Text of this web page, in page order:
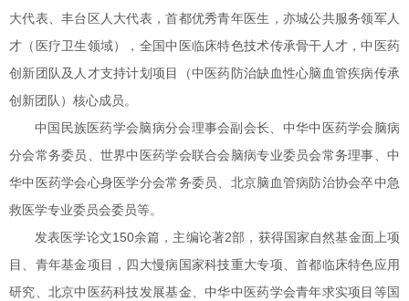
大代表、丰台区人大代表，首都优秀青年医生，亦城公共服务领军人
才（医疗卫生领域），全国中医临床特色技术传承骨干人才，中医药
创新团队及人才支持计划项目（中医药防治缺血性心脑血管疾病传承
创新团队）核心成员。
中国民族医药学会脑病分会理事会副会长、中华中医药学会脑病
分会常务委员、世界中医药学会联合会脑病专业委员会常务理事、中
华中医药学会心身医学分会常务委员、北京脑血管病防治协会卒中急
救医学专业委员会委员等。
发表医学论文150余篇，主编论著2部，获得国家自然基金面上项
目、青年基金项目，四大慢病国家科技重大专项、首都临床特色应用
研究、北京中医药科技发展基金、中华中医药学会青年求实项目等国